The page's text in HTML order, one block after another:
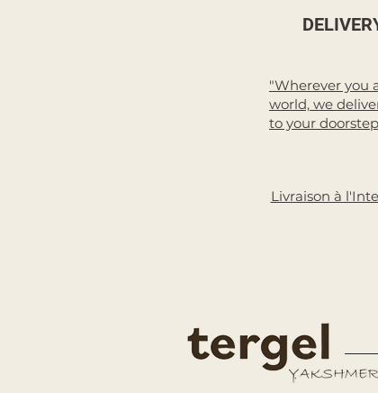
"Wherever you
world, we
to your
Livraison à